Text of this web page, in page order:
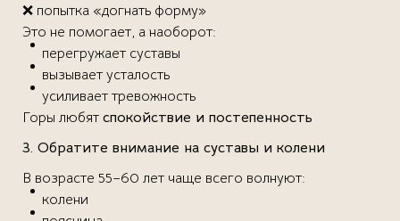
❌ попытка «догнать форму»
Это не помогает, а наоборот:
перегружает суставы
вызывает усталость
усиливает тревожность
Горы любят спокойствие и постепенность
3. Обратите внимание на суставы и колени
В возрасте 55–60 лет чаще всего волнуют:
колени